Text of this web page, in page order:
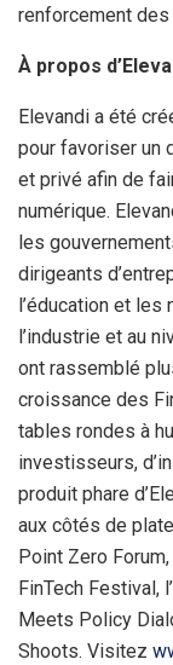
renforcement
À propos
Elevandi a été
pour favoriser un
et privé afin de
numérique.
les
dirigeants
l’éducation et les
l’industrie et au
ont rassemblé
croissance des
tables rondes à
investisseurs,
produit phare
aux côtés de
Point Zero
FinTech Festival,
Meets Policy
Shoots. Visitez